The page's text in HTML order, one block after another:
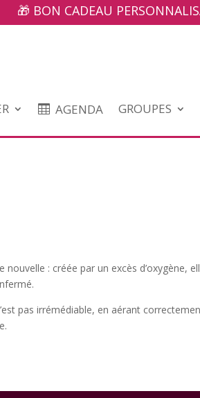
🎁 BON CADEAU
AGENDA GROUPES
nouvelle : créée par un excès d’oxygène,
pas irrémédiable, en aérant